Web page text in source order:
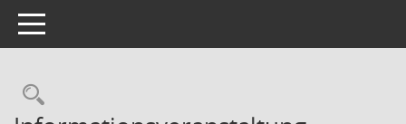
Toggle navigation
Rechercheauswahl